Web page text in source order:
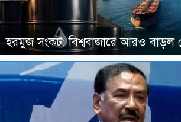
হরমুজ সংকট: বিশ্ববাজারে আরও বাড়ল